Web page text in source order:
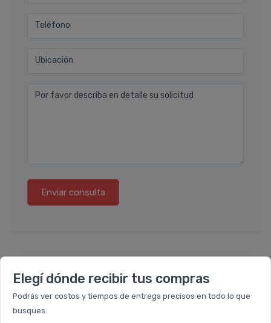
Elegí dónde recibir tus compras
Podrás ver costos y tiempos de entrega precisos en todo lo que
busques.
Teléfono
Ubicación
Por favor describa en detalle su solicitud
Enviar consulta
También te recomendamos...